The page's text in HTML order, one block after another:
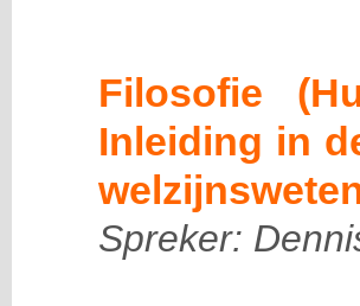
Filosofie
Inleiding in
Spreker: